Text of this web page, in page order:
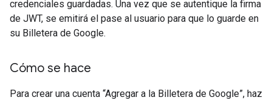
credenciales guardadas. Una vez que se autentique la firma
de JWT, se emitirá el pase al usuario para que lo guarde en
su Billetera de Google.
Cómo se hace
Para crear una cuenta “Agregar a la Billetera de Google”, haz